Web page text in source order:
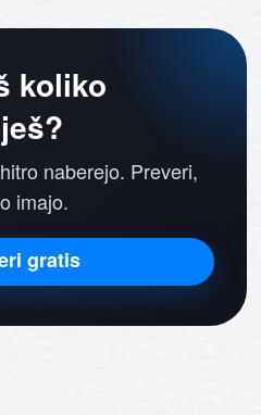
koliko
naberejo. Preveri,
imajo.
gratis